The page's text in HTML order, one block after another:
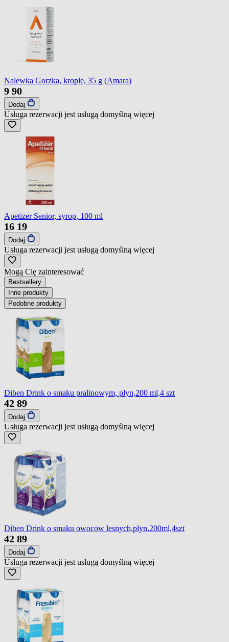
Nalewka Gorzka, krople, 35 g (Amara)
9 90
Dodaj
Usługa rezerwacji jest usługą domyślną więcej
Apetizer Senior, syrop, 100 ml
16 19
Dodaj
Usługa rezerwacji jest usługą domyślną więcej
Mogą Cię zainteresować
Bestsellery
Inne produkty
Podobne produkty
Diben Drink o smaku pralinowym, plyn,200 ml,4 szt
42 89
Dodaj
Usługa rezerwacji jest usługą domyślną więcej
Diben Drink o smaku owocow lesnych,plyn,200ml,4szt
42 89
Dodaj
Usługa rezerwacji jest usługą domyślną więcej